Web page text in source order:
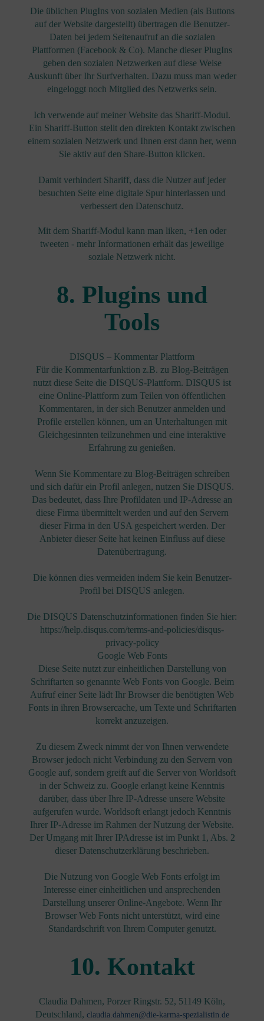
Die üblichen PlugIns von sozialen Medien (als Buttons
auf der Website dargestellt) übertragen die Benutzer-
Daten bei jedem Seitenaufruf an die sozialen
Plattformen (Facebook & Co). Manche dieser PlugIns
geben den sozialen Netzwerken auf diese Weise
Auskunft über Ihr Surfverhalten. Dazu muss man weder
eingeloggt noch Mitglied des Netzwerks sein.
Ich verwende auf meiner Website das Shariff-Modul.
Ein Shariff-Button stellt den direkten Kontakt zwischen
einem sozialen Netzwerk und Ihnen erst dann her, wenn
Sie aktiv auf den Share-Button klicken.
Damit verhindert Shariff, dass die Nutzer auf jeder
besuchten Seite eine digitale Spur hinterlassen und
verbessert den Datenschutz.
Mit dem Shariff-Modul kann man liken, +1en oder
tweeten - mehr Informationen erhält das jeweilige
soziale Netzwerk nicht.
8. Plugins und
Tools
DISQUS – Kommentar Plattform
Für die Kommentarfunktion z.B. zu Blog-Beiträgen
nutzt diese Seite die DISQUS-Plattform. DISQUS ist
eine Online-Plattform zum Teilen von öffentlichen
Kommentaren, in der sich Benutzer anmelden und
Profile erstellen können, um an Unterhaltungen mit
Gleichgesinnten teilzunehmen und eine interaktive
Erfahrung zu genießen.
Wenn Sie Kommentare zu Blog-Beiträgen schreiben
und sich dafür ein Profil anlegen, nutzen Sie DISQUS.
Das bedeutet, dass Ihre Profildaten und IP-Adresse an
diese Firma übermittelt werden und auf den Servern
dieser Firma in den USA gespeichert werden. Der
Anbieter dieser Seite hat keinen Einfluss auf diese
Datenübertragung.
Die können dies vermeiden indem Sie kein Benutzer-
Profil bei DISQUS anlegen.
Die DISQUS Datenschutzinformationen finden Sie hier:
https://help.disqus.com/terms-and-policies/disqus-
privacy-policy
Google Web Fonts
Diese Seite nutzt zur einheitlichen Darstellung von
Schriftarten so genannte Web Fonts von Google. Beim
Aufruf einer Seite lädt Ihr Browser die benötigten Web
Fonts in ihren Browsercache, um Texte und Schriftarten
korrekt anzuzeigen.
Zu diesem Zweck nimmt der von Ihnen verwendete
Browser jedoch nicht Verbindung zu den Servern von
Google auf, sondern greift auf die Server von Worldsoft
in der Schweiz zu. Google erlangt keine Kenntnis
darüber, dass über Ihre IP-Adresse unsere Website
aufgerufen wurde. Worldsoft erlangt jedoch Kenntnis
Ihrer IP-Adresse im Rahmen der Nutzung der Website.
Der Umgang mit Ihrer IPAdresse ist im Punkt 1, Abs. 2
dieser Datenschutzerklärung beschrieben.
Die Nutzung von Google Web Fonts erfolgt im
Interesse einer einheitlichen und ansprechenden
Darstellung unserer Online-Angebote. Wenn Ihr
Browser Web Fonts nicht unterstützt, wird eine
Standardschrift von Ihrem Computer genutzt.
10. Kontakt
Claudia Dahmen, Porzer Ringstr. 52, 51149 Köln,
Deutschland, claudia.dahmen@die-karma-spezialistin.de